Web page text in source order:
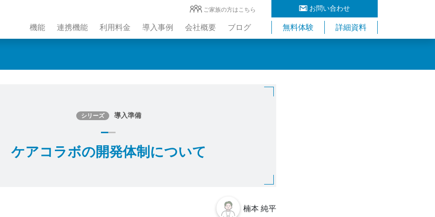
お問い合わせ
ご家族の方はこちら
機能 連携機能 利用料金 導入事例 会社概要 ブログ 無料体験 詳細資料
シリーズ 導入準備
ケアコラボの開発体制について
楠本 純平